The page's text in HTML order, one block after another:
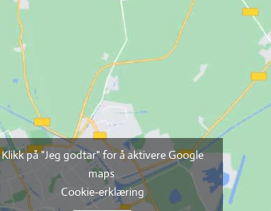
Klikk på "Jeg godtar" for å aktivere Google
maps
Cookie-erklæring